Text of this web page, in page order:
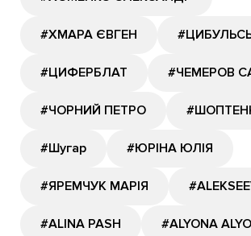
#ХМАРА ЄВГЕН
#ЦИФЕРБЛАТ #ЧЕМЕРОВ
#ЧОРНИЙ ПЕТРО
#Шугар #ЮРІНА ЮЛІЯ
#ЯРЕМЧУК МАРІЯ
#ALINA PASH #ALYONA